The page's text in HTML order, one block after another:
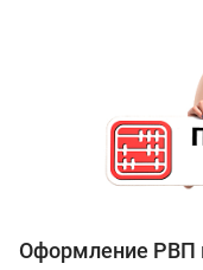
Оформление РВП